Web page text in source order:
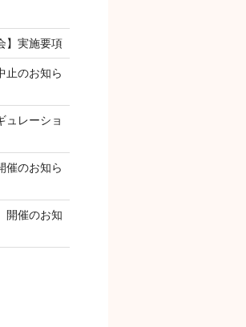
】実施要項
止のお知ら
ュレーショ
催のお知ら
催のお知